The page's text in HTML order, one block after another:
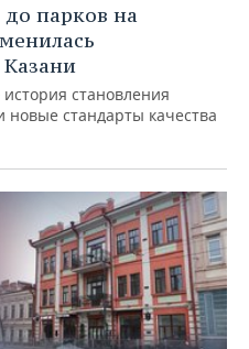
до парков на
Казани
становления
новые стандарты качества